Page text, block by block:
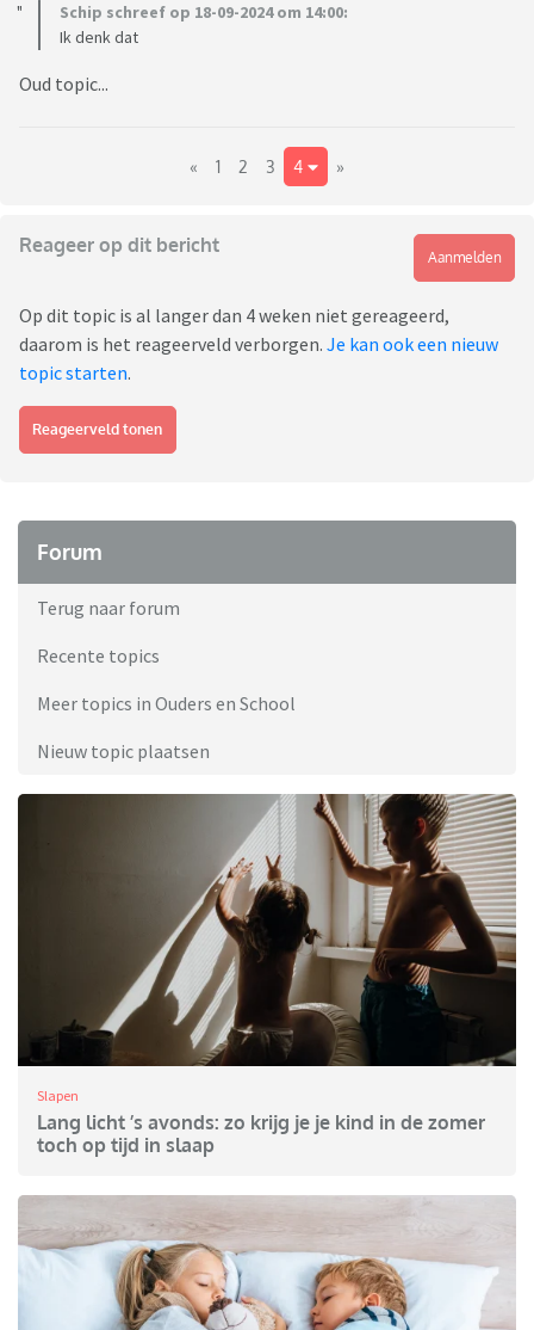
Schip schreef op 18-09-2024 om 14:00:
Ik denk dat
Oud topic...
« 1 2 3 4 »
Reageer op dit bericht
Aanmelden
Op dit topic is al langer dan 4 weken niet gereageerd,
daarom is het reageerveld verborgen. Je kan ook een nieuw
topic starten.
Reageerveld tonen
Forum
Terug naar forum
Recente topics
Meer topics in Ouders en School
Nieuw topic plaatsen
Slapen
Lang licht ’s avonds: zo krijg je je kind in de zomer
toch op tijd in slaap